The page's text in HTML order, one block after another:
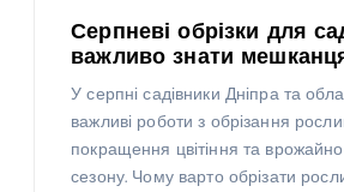
Серпневі обрізки для
важливо знати
У серпні садівники Дніпра та
важливі роботи з обрізання
покращення цвітіння та
сезону. Чому варто обрізати